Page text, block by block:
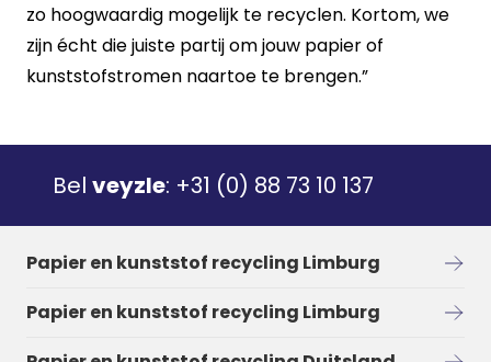
zo hoogwaardig mogelijk te recyclen. Kortom, we
zijn écht die juiste partij om jouw papier of
kunststofstromen naartoe te brengen.”
Bel veyzle: +31 (0) 88 73 10 137
Papier en kunststof recycling Limburg
Papier en kunststof recycling Limburg